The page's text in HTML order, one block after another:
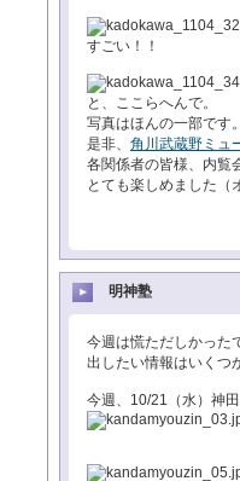
すごい！！
と、ここらへんで。
写真はほんの一部です
是非、 角川武蔵野ミュ
各関係者の皆様、内覧
とても楽しめました（
明神塾
今週は慌ただしかった
出したい情報はいくつ
今週、10/21（水）神